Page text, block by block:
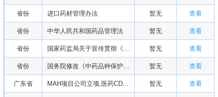
省份 进口药材管理办法 暂无 查看
省份 中华人民共和国药品管理法 暂无 查看
省份 国家药监局关于宣传贯彻《中华人民共和国疫苗管理法》的通知 暂无 查看
省份 国务院修改《中药品种保护条例》等行政法规部分条款 暂无 查看
广东省 MAH项目公司立项,医药CDMO、CMO服务 暂无 查看